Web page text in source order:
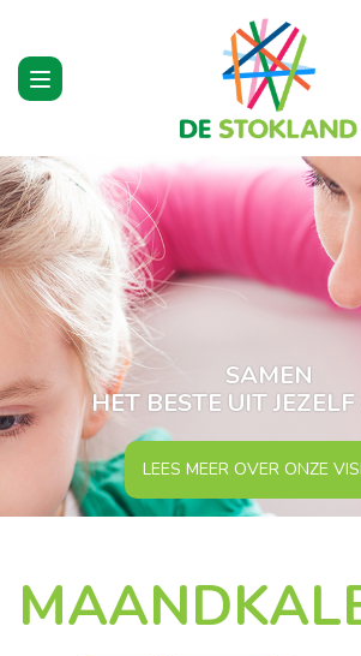
Toggle
navigation
SAMEN
HET BESTE UIT
LEES MEER OVER ONZE